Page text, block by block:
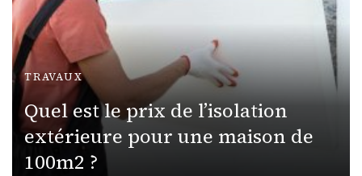
TRAVAUX
Quel est le prix de l’isolation
extérieure pour une maison de
100m2 ?